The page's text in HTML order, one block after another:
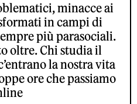
minacce ai
in campi di
più parasociali.
oltre. Chi studia il
la nostra vita
ore che passiamo